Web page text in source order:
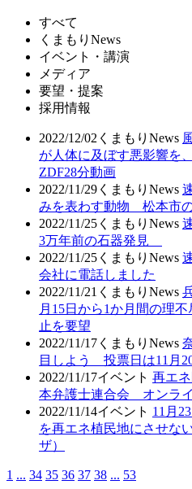
すべて
くまもりNews
イベント・講演
メディア
要望・提案
採用情報
2022/12/02 くまもりNews
が人体に及ぼす悪影響を
ZDF28分動画
2022/11/29 くまもりNews
みを表わす動物 松本市
2022/11/25 くまもりNews
3万年前の石器発見
2022/11/25 くまもりNews
会社に電話しました
2022/11/21 くまもりNews
月15日から1か月間の理
止を要望
2022/11/17 くまもりNews
目しよう 投票日は11月
2022/11/17イベント 再エ
本弁護士連合会 オンラ
2022/11/14イベント 11月
を再エネ植民地にさせな
ザ）
1 ... 34 35 36 37 38 ... 53